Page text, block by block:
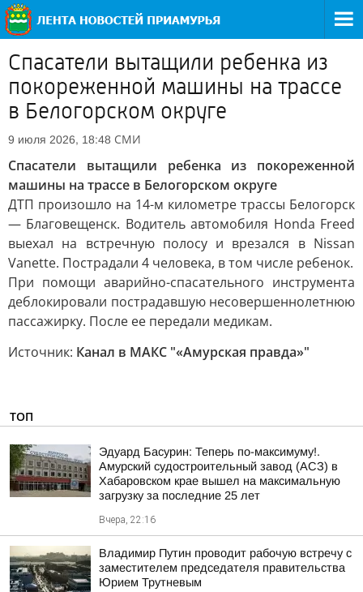
Спасатели вытащили ребенка из
покореженной машины на трассе
в Белогорском округе
9 июля 2026, 18:48 СМИ
Спасатели вытащили ребенка из покореженной
машины на трассе в Белогорском округе
ДТП произошло на 14-м километре трассы Белогорск
— Благовещенск. Водитель автомобиля Honda Freed
выехал на встречную полосу и врезался в Nissan
Vanette. Пострадали 4 человека, в том числе ребенок.
При помощи аварийно-спасательного инструмента
деблокировали пострадавшую несовершеннолетнюю
пассажирку. После ее передали медикам.
Источник: Канал в МАКС "«Амурская правда»"
ТОП
Эдуард Басурин: Теперь по-максимуму!.
Амурский судостроительный завод (АСЗ) в
Хабаровском крае вышел на максимальную
загрузку за последние 25 лет
Вчера, 22:16
Владимир Путин проводит рабочую встречу с
заместителем председателя правительства
Юрием Трутневым